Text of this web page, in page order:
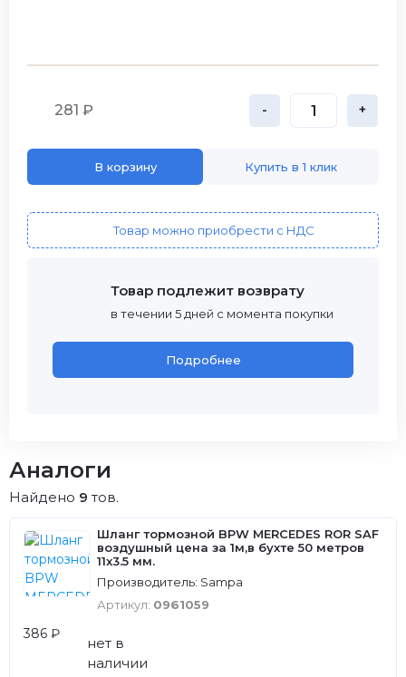
281 ₽ - +
В корзину Купить в 1 клик
Товар можно приобрести с НДС
Товар подлежит возврату
в течении 5 дней с момента покупки
Подробнее
Аналоги
Найдено 9 тов.
Шланг тормозной BPW MERCEDES ROR SAF
воздушный цена за 1м,в бухте 50 метров
11x3.5 мм.
Производитель: Sampa
Артикул: 0961059
386 ₽
нет в
наличии